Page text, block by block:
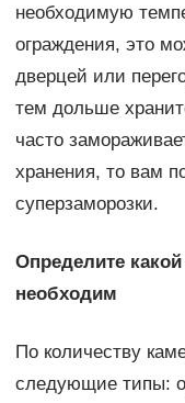
необходимую
ограждения, это
дверцей или
тем дольше
часто
хранения, то вам
суперзаморозки.
Определите
необходим
По количеству
следующие типы: